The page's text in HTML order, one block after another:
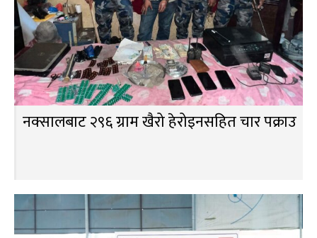
नक्सालबाट २९६ ग्राम खैरो हेरोइनसहित चार पक्राउ